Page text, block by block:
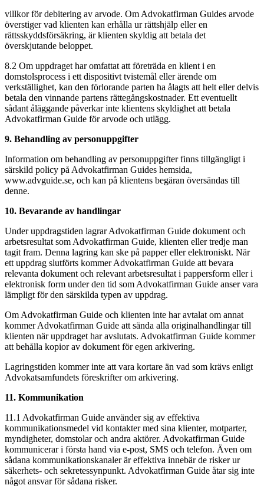
villkor för debitering av arvode. Om Advokatfirman Guides arvode
överstiger vad klienten kan erhålla ur rättshjälp eller en
rättsskyddsförsäkring, är klienten skyldig att betala det
överskjutande beloppet.
8.2 Om uppdraget har omfattat att företräda en klient i en
domstolsprocess i ett dispositivt tvistemål eller ärende om
verkställighet, kan den förlorande parten ha ålagts att helt eller delvis
betala den vinnande partens rättegångskostnader. Ett eventuellt
sådant åläggande påverkar inte klientens skyldighet att betala
Advokatfirman Guide för arvode och utlägg.
9. Behandling av personuppgifter
Information om behandling av personuppgifter finns tillgängligt i
särskild policy på Advokatfirman Guides hemsida,
www.advguide.se, och kan på klientens begäran översändas till
denne.
10. Bevarande av handlingar
Under uppdragstiden lagrar Advokatfirman Guide dokument och
arbetsresultat som Advokatfirman Guide, klienten eller tredje man
tagit fram. Denna lagring kan ske på papper eller elektroniskt. När
ett uppdrag slutförts kommer Advokatfirman Guide att bevara
relevanta dokument och relevant arbetsresultat i pappersform eller i
elektronisk form under den tid som Advokatfirman Guide anser vara
lämpligt för den särskilda typen av uppdrag.
Om Advokatfirman Guide och klienten inte har avtalat om annat
kommer Advokatfirman Guide att sända alla originalhandlingar till
klienten när uppdraget har avslutats. Advokatfirman Guide kommer
att behålla kopior av dokument för egen arkivering.
Lagringstiden kommer inte att vara kortare än vad som krävs enligt
Advokatsamfundets föreskrifter om arkivering.
11. Kommunikation
11.1 Advokatfirman Guide använder sig av effektiva
kommunikationsmedel vid kontakter med sina klienter, motparter,
myndigheter, domstolar och andra aktörer. Advokatfirman Guide
kommunicerar i första hand via e-post, SMS och telefon. Även om
sådana kommunikationskanaler är effektiva innebär de risker ur
säkerhets- och sekretessynpunkt. Advokatfirman Guide åtar sig inte
något ansvar för sådana risker.